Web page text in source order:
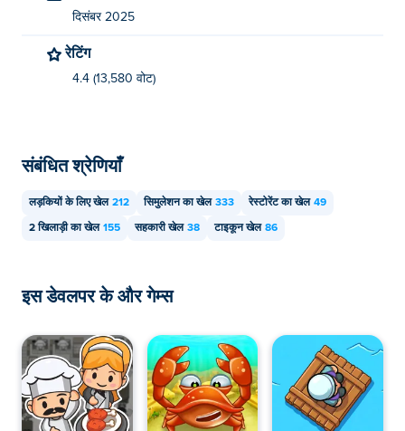
दिसंबर 2025
रेटिंग
4.4 (13,580 वोट)
संबंधित श्रेणियाँ
लड़कियों के लिए खेल 212 सिमुलेशन का खेल 333 रेस्टोरेंट का खेल 49
2 खिलाड़ी का खेल 155 सहकारी खेल 38 टाइकून खेल 86
इस डेवलपर के और गेम्स